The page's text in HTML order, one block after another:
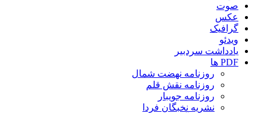
صوت
عکس
گرافیک
ویدئو
یادداشت سردبیر
PDF ها
روزنامه نهضت شمال
روزنامه نقش قلم
روزنامه جویبار
نشریه نخبگان فردا